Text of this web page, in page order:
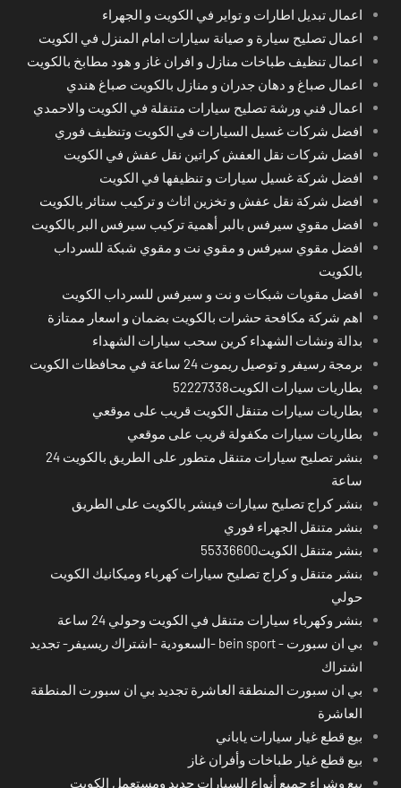
اعمال تبديل اطارات و تواير في الكويت و الجهراء
اعمال تصليح سيارة و صيانة سيارات امام المنزل في الكويت
اعمال تنظيف طباخات منازل و افران غاز و هود مطابخ بالكويت
اعمال صباغ و دهان جدران و منازل بالكويت صباغ هندي
اعمال فني ورشة تصليح سيارات متنقلة في الكويت والاحمدي
افضل شركات غسيل السيارات في الكويت وتنظيف فوري
افضل شركات نقل العفش كراتين نقل عفش في الكويت
افضل شركة غسيل سيارات و تنظيفها في الكويت
افضل شركة نقل عفش و تخزين اثاث و تركيب ستائر بالكويت
افضل مقوي سيرفس بالبر أهمية تركيب سيرفس البر بالكويت
افضل مقوي سيرفس و مقوي نت و مقوي شبكة للسرداب
بالكويت
افضل مقويات شبكات و نت و سيرفس للسرداب الكويت
اهم شركة مكافحة حشرات بالكويت بضمان و اسعار ممتازة
بدالة ونشات الشهداء كرين سحب سيارات الشهداء
برمجة رسيفر و توصيل ريموت 24 ساعة في محافظات الكويت
بطاريات سيارات الكويت52227338
بطاريات سيارات متنقل الكويت قريب على موقعي
بطاريات سيارات مكفولة قريب على موقعي
بنشر تصليح سيارات متنقل متطور على الطريق بالكويت 24
ساعة
بنشر كراج تصليح سيارات فينشر بالكويت على الطريق
بنشر متنقل الجهراء فوري
بنشر متنقل الكويت55336600
بنشر متنقل و كراج تصليح سيارات كهرباء وميكانيك الكويت
حولي
بنشر وكهرباء سيارات متنقل في الكويت وحولي 24 ساعة
بي ان سبورت - bein sport -السعودية -اشتراك ريسيفر- تجديد
اشتراك
بي ان سبورت المنطقة العاشرة تجديد بي ان سبورت المنطقة
العاشرة
بيع قطع غيار سيارات ياباني
بيع قطع غيار طباخات وأفران غاز
بيع وشراء جميع أنواع السيارات جديد ومستعمل الكويت